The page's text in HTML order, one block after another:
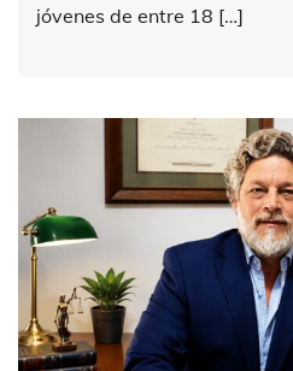
jóvenes de entre 18 […]